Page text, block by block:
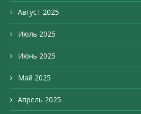
Август 2025
Июль 2025
Июнь 2025
Май 2025
Апрель 2025